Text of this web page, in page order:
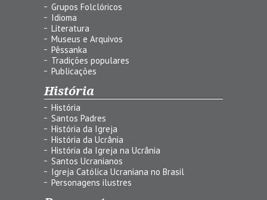
Grupos Folclóricos
Idioma
Literatura
Museus e Arquivos
Pêssanka
Tradições populares
Publicações
História
História
Santos Padres
História da Igreja
História da Ucrânia
História da Igreja na Ucrânia
Santos Ucranianos
Igreja Católica Ucraniana no Brasil
Personagens ilustres